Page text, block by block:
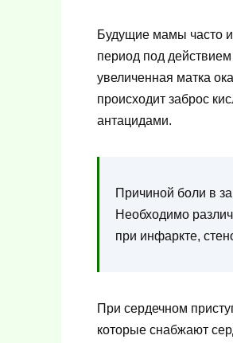
Будущие мамы часто
период под
увеличенная матка
происходит заброс
антацидами.
Причиной боли в
Необходимо
при инфаркте,
При сердечном
которые снабжают